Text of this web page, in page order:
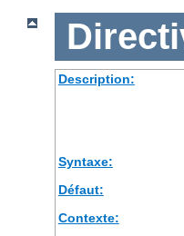
Description:
Syntaxe:
Défaut:
Contexte: